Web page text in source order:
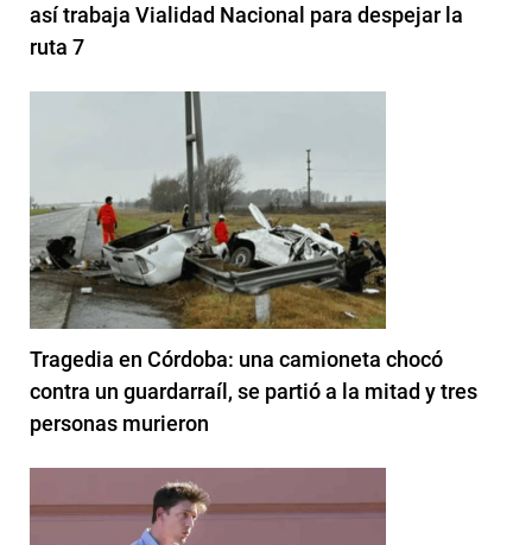
así trabaja Vialidad Nacional para despejar la
ruta 7
Tragedia en Córdoba: una camioneta chocó
contra un guardarraíl, se partió a la mitad y tres
personas murieron